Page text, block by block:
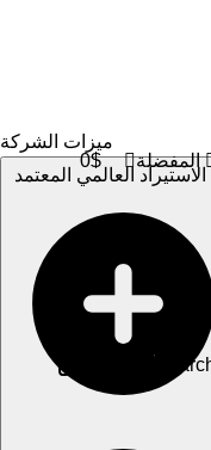
المفضلة 0$
تواصل معنا
ميزات الشركة